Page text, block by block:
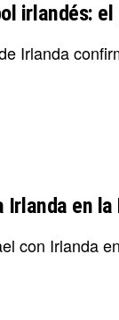
irlandés:
Irlanda
en
con Irlanda